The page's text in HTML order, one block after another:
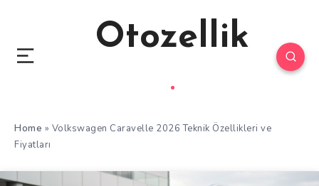
Otozellik
Home » Volkswagen Caravelle 2026 Teknik Özellikleri ve
Fiyatları